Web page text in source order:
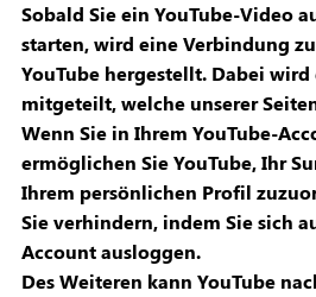
Sobald Sie ein YouTube-Video
starten, wird eine Verbindung
YouTube hergestellt. Dabei wird
mitgeteilt, welche unserer
Wenn Sie in Ihrem YouTube-
ermöglichen Sie YouTube, Ihr
Ihrem persönlichen Profil
Sie verhindern, indem Sie sich
Account ausloggen.
Des Weiteren kann YouTube